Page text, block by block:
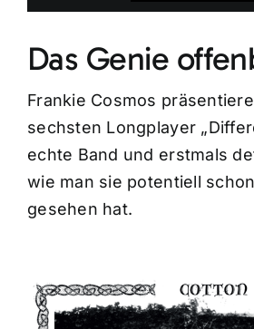
Das Genie
Frankie Cosmos
sechsten Longplayer
echte Band und erstmals
wie man sie potentiell
gesehen hat.